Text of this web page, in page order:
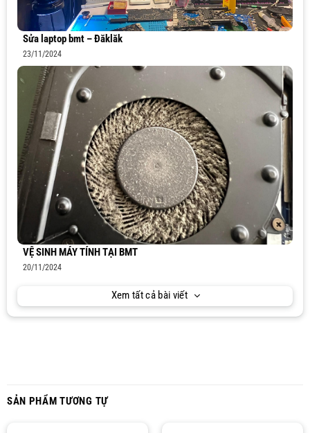
Sửa laptop bmt – Đăklăk
23/11/2024
VỆ SINH MÁY TÍNH TẠI BMT
20/11/2024
Xem tất cả bài viết
SẢN PHẨM TƯƠNG TỰ